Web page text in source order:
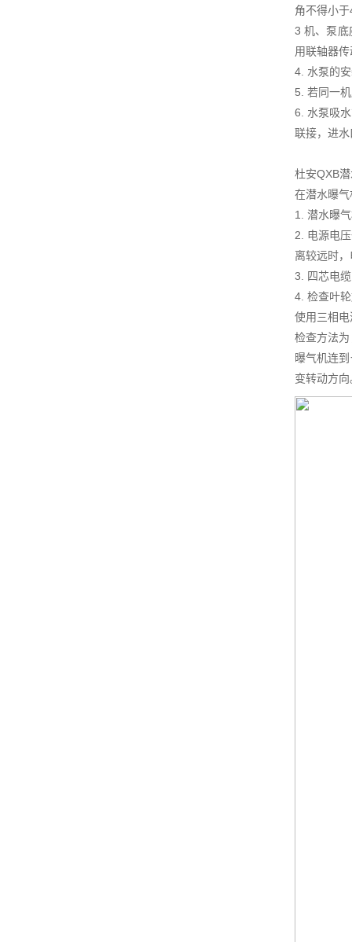
角不得小
3 机、泵底
用联轴器
4. 水泵的
5. 若同一
6. 水泵吸
联接，进
杜安QXB
在潜水曝
1. 潜水曝
2. 电源电
离较远时
3. 四芯电
4. 检查叶
使用三相
检查方法
曝气机连
变转动方向